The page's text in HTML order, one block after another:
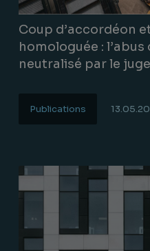
Coup d’accordéon
homologuée :
neutralisé par le juge
Publications